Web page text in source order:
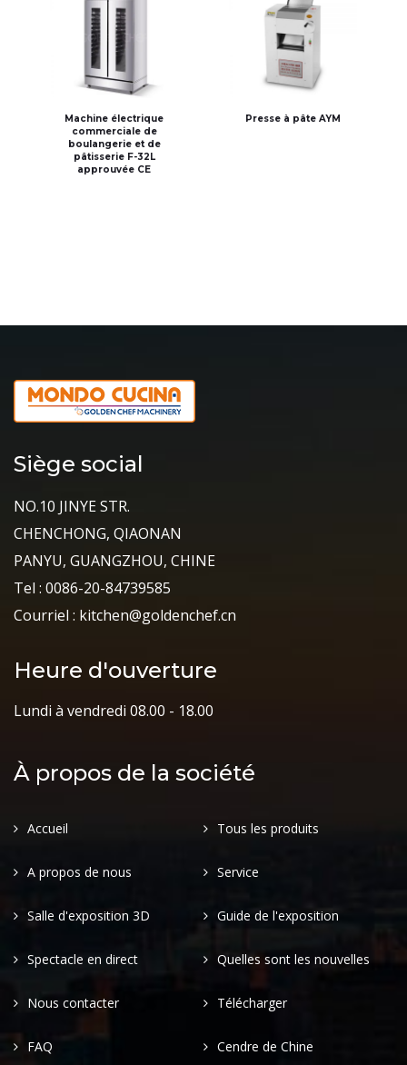
Machine électrique
commerciale de
boulangerie et de
pâtisserie F-32L
approuvée CE
Presse à pâte AYM
Siège social
NO.10 JINYE STR.
CHENCHONG, QIAONAN
PANYU, GUANGZHOU, CHINE
Tel : 0086-20-84739585
Courriel : kitchen@goldenchef.cn
Heure d'ouverture
Lundi à vendredi 08.00 - 18.00
À propos de la société
Accueil Tous les produits
A propos de nous Service
Salle d'exposition 3D Guide de l'exposition
Spectacle en direct Quelles sont les nouvelles
Nous contacter Télécharger
FAQ Cendre de Chine